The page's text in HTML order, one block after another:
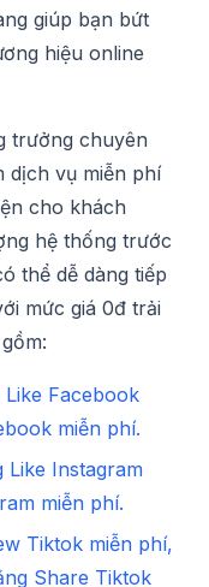
giúp bạn bứt
hiệu online
trưởng chuyên
dịch vụ miễn phí
cho khách
hệ thống trước
thể dễ dàng tiếp
mức giá 0đ trải
Like Facebook
miễn phí.
Like Instagram
miễn phí.
Tiktok miễn phí,
Share Tiktok